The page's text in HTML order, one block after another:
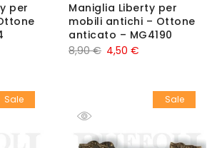
per
Maniglia Liberty per
mobili antichi – Ottone
anticato – MG4190
8,90€ 4,50 €
Sale Sale